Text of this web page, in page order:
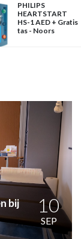
PHILIPS
HEARTSTART
HS-1 AED + Gratis
tas - Noors
bij
10
SEP